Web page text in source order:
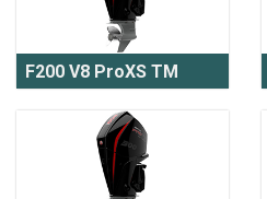
F200 V8 ProXS TM